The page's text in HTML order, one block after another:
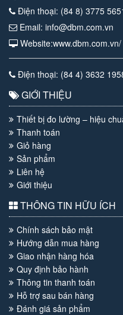
Điện thoại: (84 8) 3775
Email: info@dbm.com.vn
Website:www.dbm.com.vn/
Điện thoại: (84 4) 3632
GIỚI THIỆU
Thiết bị đo lường – hiệu
Thanh toán
Giỏ hàng
Sản phẩm
Liên hệ
Giới thiệu
THÔNG TIN HỮU ÍCH
Chính sách bảo mật
Hướng dẫn mua hàng
Giao nhận hàng hóa
Quy định bảo hành
Thông tin thanh toán
Hỗ trợ sau bán hàng
Đánh giá sản phẩm